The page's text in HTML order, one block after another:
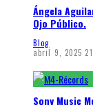
Ángela
Ojo Público.
Blog
abril 9, 2025
Sony Music